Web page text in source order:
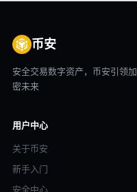
币安
安全交易数字资产，币安引领加
密未来
用户中心
关于币安
新手入门
安全中心